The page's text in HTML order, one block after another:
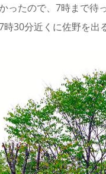
ったので、7時まで待
時30分近くに佐野を